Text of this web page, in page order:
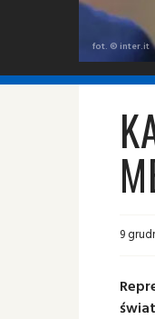
fot. © inter.it
9